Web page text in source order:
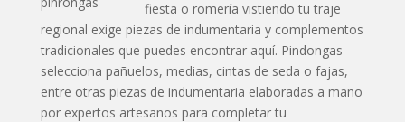
fiesta o romería vistiendo tu traje
regional exige piezas de indumentaria y complementos
tradicionales que puedes encontrar aquí. Pindongas
selecciona pañuelos, medias, cintas de seda o fajas,
entre otras piezas de indumentaria elaboradas a mano
por expertos artesanos para completar tu